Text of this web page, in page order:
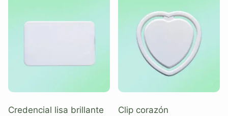
Credencial lisa brillante Clip corazón